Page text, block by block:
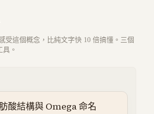
受這個概念，比純文字快 10 倍搞懂。三個
。
酸結構與 Omega 命名